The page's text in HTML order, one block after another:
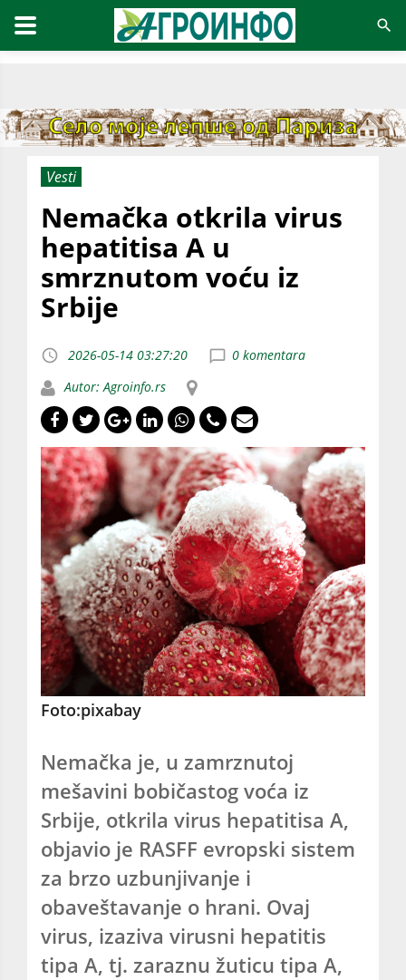
Vesti
Nemačka otkrila virus
hepatitisa A u
smrznutom voću iz
Srbije
2026-05-14 03:27:20
0 komentara
Autor: Agroinfo.rs
Foto:pixabay
Nemačka je, u zamrznutoj
mešavini bobičastog voća iz
Srbije, otkrila virus hepatitisa A,
objavio je RASFF evropski sistem
za brzo uzbunjivanje i
obaveštavanje o hrani. Ovaj
virus, izaziva virusni hepatitis
tipa A, tj. zaraznu žuticu tipa A,